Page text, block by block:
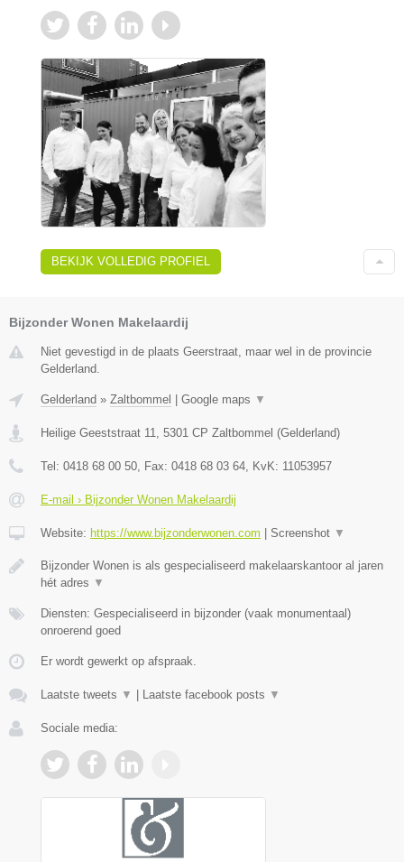
BEKIJK VOLLEDIG PROFIEL
Bijzonder Wonen Makelaardij
Niet gevestigd in de plaats Geerstraat, maar wel in de provincie
Gelderland.
Gelderland » Zaltbommel | Google maps ▼
Heilige Geeststraat 11 5301 CP Zaltbommel (Gelderland)
Tel: 0418 68 00 50 , Fax: 0418 68 03 64 , KvK: 11053957
E-mail › Bijzonder Wonen Makelaardij
Website: https://www.bijzonderwonen.com | Screenshot ▼
Bijzonder Wonen is als gespecialiseerd makelaarskantoor al jaren
hét adres ▼
Diensten: Gespecialiseerd in bijzonder (vaak monumentaal)
onroerend goed
Er wordt gewerkt op afspraak.
Laatste tweets ▼ | Laatste facebook posts ▼
Sociale media: